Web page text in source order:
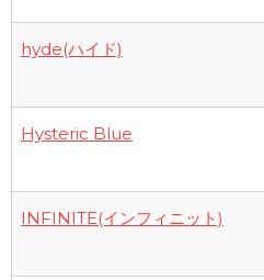
hyde(ハイド)
Hysteric Blue
INFINITE(インフィニット)